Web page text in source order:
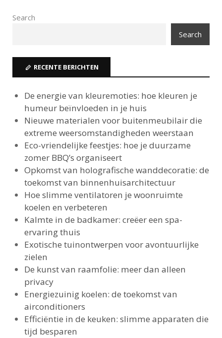
Search
Search
RECENTE BERICHTEN
De energie van kleuremoties: hoe kleuren je
humeur beïnvloeden in je huis
Nieuwe materialen voor buitenmeubilair die
extreme weersomstandigheden weerstaan
Eco-vriendelijke feestjes: hoe je duurzame
zomer BBQ’s organiseert
Opkomst van holografische wanddecoratie: de
toekomst van binnenhuisarchitectuur
Hoe slimme ventilatoren je woonruimte
koelen en verbeteren
Kalmte in de badkamer: creëer een spa-
ervaring thuis
Exotische tuinontwerpen voor avontuurlijke
zielen
De kunst van raamfolie: meer dan alleen
privacy
Energiezuinig koelen: de toekomst van
airconditioners
Efficiëntie in de keuken: slimme apparaten die
tijd besparen